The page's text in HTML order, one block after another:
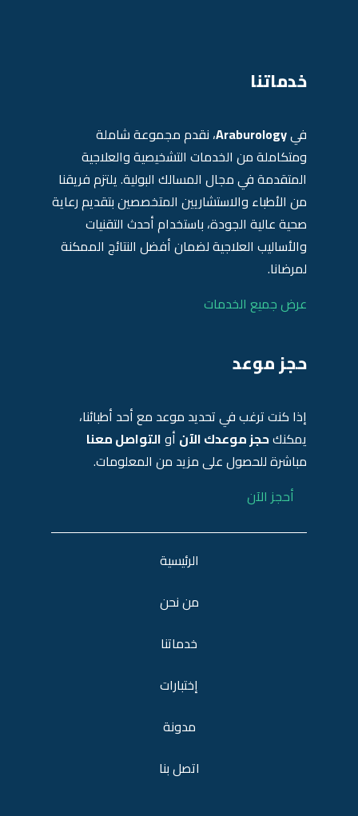
خدماتنا
فيAraburology، نقدم مجموعة شاملة
ومتكاملة من الخدمات التشخيصية والعلاجية
المتقدمة في مجال المسالك البولية. يلتزم فريقنا
من الأطباء والاستشاريين المتخصصين بتقديم رعاية
صحية عالية الجودة، باستخدام أحدث التقنيات
والأساليب العلاجية لضمان أفضل النتائج الممكنة
لمرضانا.
عرض جميع الخدمات
حجز موعد
إذا كنت ترغب في تحديد موعد مع أحد أطبائنا،
يمكنكحجز موعدك الآن أوالتواصل معنا
مباشرة للحصول على مزيد من المعلومات.
أحجز الآن
الرئيسية
من نحن
خدماتنا
إختبارات
مدونة
اتصل بنا